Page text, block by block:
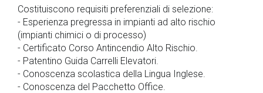
Costituiscono requisiti preferenziali di selezione:
- Esperienza pregressa in impianti ad alto rischio
(impianti chimici o di processo)
- Certificato Corso Antincendio Alto Rischio.
- Patentino Guida Carrelli Elevatori.
- Conoscenza scolastica della Lingua Inglese.
- Conoscenza del Pacchetto Office.